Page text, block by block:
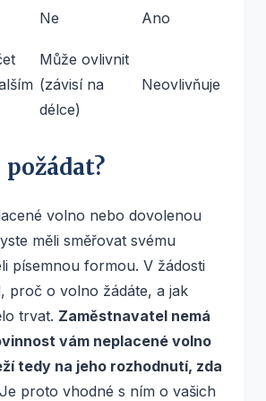
Ne Ano
Může ovlivnit
(závisí na
délce)
Neovlivňuje
požádat?
volno nebo dovolenou
měli směřovat svému
písemnou formou. V žádosti
proč o volno žádáte, a jak
trvat. Zaměstnavatel nemá
vám neplacené volno
tedy na jeho rozhodnutí, zda
Je proto vhodné s ním o vašich